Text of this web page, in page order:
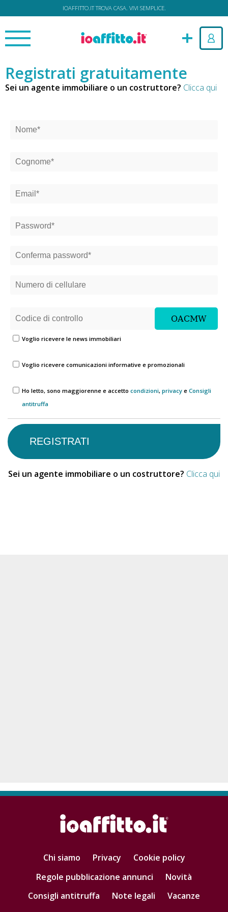
IOAFFITTO.IT TROVA CASA. VIVI SEMPLICE.
Registrati gratuitamente
Sei un agente immobiliare o un costruttore? Clicca qui
Voglio ricevere le news immobiliari
Voglio ricevere comunicazioni informative e promozionali
Ho letto, sono maggiorenne e accetto condizioni, privacy e Consigli
antitruffa
Sei un agente immobiliare o un costruttore? Clicca qui
Chi siamo Privacy
Cookie policy
Regole pubblicazione annunci
Novità
Consigli antitruffa
Note legali
Vacanze